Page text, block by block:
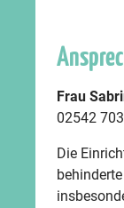
Frau
02542
Die